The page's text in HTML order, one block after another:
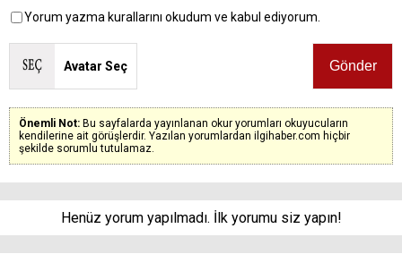
Yorum yazma kurallarını okudum ve kabul ediyorum.
Avatar Seç
Önemli Not: Bu sayfalarda yayınlanan okur yorumları okuyucuların
kendilerine ait görüşlerdir. Yazılan yorumlardan ilgihaber.com hiçbir
şekilde sorumlu tutulamaz.
Henüz yorum yapılmadı. İlk yorumu siz yapın!